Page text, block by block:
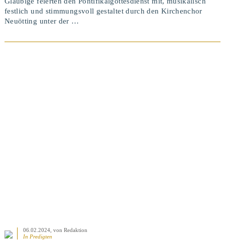
festlich und stimmungsvoll gestaltet durch den Kirchenchor
Neuötting unter der …
06.02.2024, von Redaktion
In Predigten